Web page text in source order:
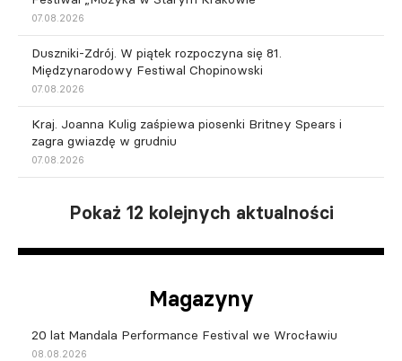
07.08.2026
Duszniki-Zdrój. W piątek rozpoczyna się 81.
Międzynarodowy Festiwal Chopinowski
07.08.2026
Kraj. Joanna Kulig zaśpiewa piosenki Britney Spears i
zagra gwiazdę w grudniu
07.08.2026
Pokaż 12 kolejnych aktualności
Magazyny
20 lat Mandala Performance Festival we Wrocławiu
08.08.2026